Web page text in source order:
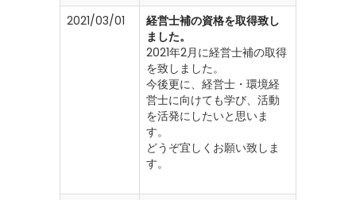
2021/03/01
経営士補の資格を取得致し
ました。
2021年2月に経営士補の取得
を致しました。
今後更に、経営士・環境経
営士に向けても学び、活動
を活発にしたいと思いま
す。
どうぞ宜しくお願い致しま
す。